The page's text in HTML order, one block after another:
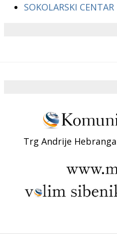
SOKOLARSKI CENTAR
Trg Andrije